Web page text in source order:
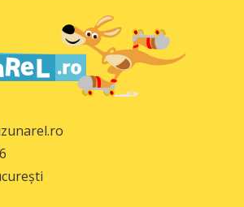
fost:
49,00 lei.
39,00 lei.